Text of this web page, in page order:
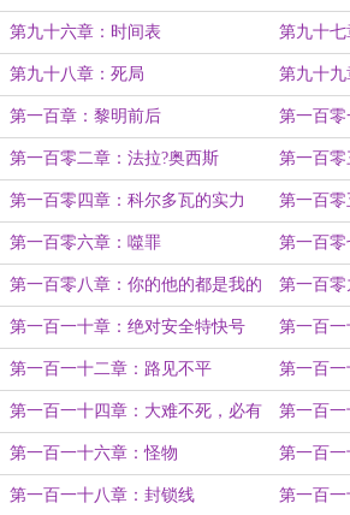
第九十六章：时间表 第九十七
第九十八章：死局 第九十
第一百章：黎明前后 第一百
第一百零二章：法拉?奥西斯 第一百零
第一百零四章：科尔多瓦的实力 第一百
第一百零六章：噬罪 第一百
第一百零八章：你的他的都是我的 第一百
第一百一十章：绝对安全特快号 第一百
第一百一十二章：路见不平 第一百
第一百一十四章：大难不死，必有
后坑
第一百
第一百一十六章：怪物 第一百一
第一百一十八章：封锁线 第一百